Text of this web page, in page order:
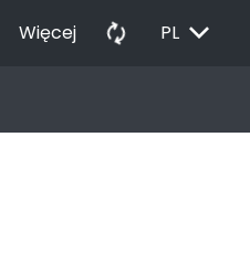
Więcej autorenew PL EXPAND_MORE